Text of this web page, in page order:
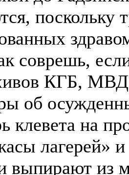
поскольку
соврешь,
КГБ,
об
клевета на
лагерей»
выпирают из